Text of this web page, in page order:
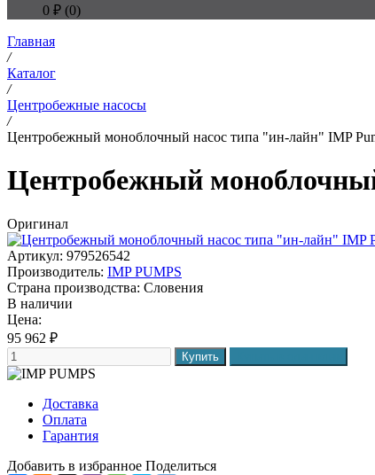
0 ₽ (0)
Главная
/
Каталог
/
Центробежные насосы
/
Центробежный моноблочный насос типа "ин-лайн" IMP
Центробежный
Оригинал
Артикул: 979526542
Производитель: IMP PUMPS
Страна производства: Словения
В наличии
Цена:
95 962 ₽
Доставка
Оплата
Гарантия
Добавить в избранное Поделиться